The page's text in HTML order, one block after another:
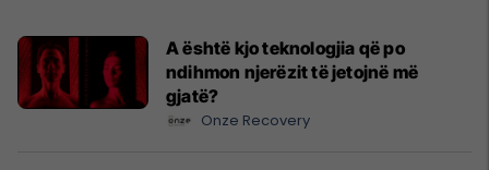
A është kjo teknologjia që po
ndihmon njerëzit të jetojnë më
gjatë?
Onze Recovery